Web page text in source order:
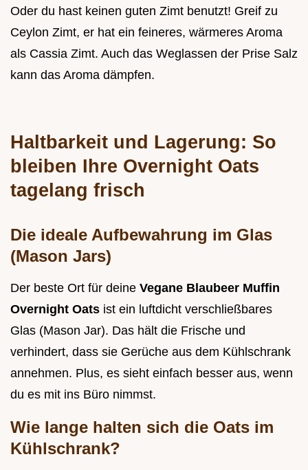
Oder du hast keinen guten Zimt benutzt! Greif zu
Ceylon Zimt, er hat ein feineres, wärmeres Aroma
als Cassia Zimt. Auch das Weglassen der Prise Salz
kann das Aroma dämpfen.
Haltbarkeit und Lagerung: So
bleiben Ihre Overnight Oats
tagelang frisch
Die ideale Aufbewahrung im Glas
(Mason Jars)
Der beste Ort für deine Vegane Blaubeer Muffin
Overnight Oats ist ein luftdicht verschließbares
Glas (Mason Jar). Das hält die Frische und
verhindert, dass sie Gerüche aus dem Kühlschrank
annehmen. Plus, es sieht einfach besser aus, wenn
du es mit ins Büro nimmst.
Wie lange halten sich die Oats im
Kühlschrank?